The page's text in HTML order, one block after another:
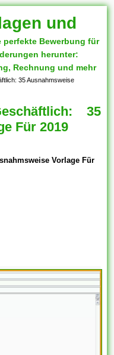
und
perfekte Bewerbung für
herunter:
Rechnung und mehr
35 Ausnahmsweise
35
Für 2019
Vorlage Für